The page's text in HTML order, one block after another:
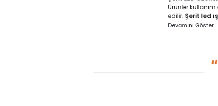
Ürünler
edilir. Şerit led
kullanıma
Devamını Göster